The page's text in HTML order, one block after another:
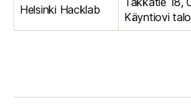
Helsinki Hacklab
Käyntiovi